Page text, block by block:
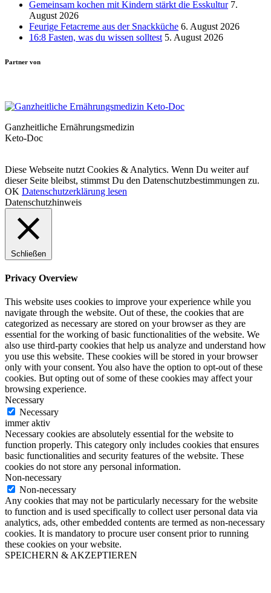
Gemeinsam kochen mit Kindern stärkt die Esskultur 7.
August 2026
Feurige Fetacreme aus der Snackküche 6. August 2026
16:8 Fasten, was du wissen solltest 5. August 2026
Partner von
Ganzheitliche Ernährungsmedizin
Keto-Doc
Diese Webseite nutzt Cookies & Analytics. Wenn Du weiter auf
dieser Seite bleibst, stimmst Du den Datenschutzbestimmungen zu.
OK Datenschutzerklärung lesen
Datenschutzhinweis
Schließen
Privacy Overview
This website uses cookies to improve your experience while you
navigate through the website. Out of these, the cookies that are
categorized as necessary are stored on your browser as they are
essential for the working of basic functionalities of the website. We
also use third-party cookies that help us analyze and understand how
you use this website. These cookies will be stored in your browser
only with your consent. You also have the option to opt-out of these
cookies. But opting out of some of these cookies may affect your
browsing experience.
Necessary
Necessary
immer aktiv
Necessary cookies are absolutely essential for the website to
function properly. This category only includes cookies that ensures
basic functionalities and security features of the website. These
cookies do not store any personal information.
Non-necessary
Non-necessary
Any cookies that may not be particularly necessary for the website
to function and is used specifically to collect user personal data via
analytics, ads, other embedded contents are termed as non-necessary
cookies. It is mandatory to procure user consent prior to running
these cookies on your website.
SPEICHERN & AKZEPTIEREN